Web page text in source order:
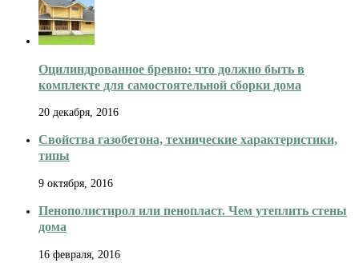
Оцилиндрованное бревно: что должно быть в
комплекте для самостоятельной сборки дома
20 декабря, 2016
Свойства газобетона, технические характеристики,
типы
9 октября, 2016
Пенополистирол или пенопласт. Чем утеплить стены
дома
16 февраля, 2016